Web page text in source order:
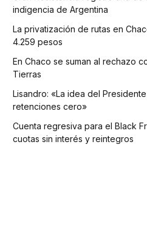
indigencia de Argentina
La privatización de rutas en
4.259 pesos
En Chaco se suman al rechazo
Tierras
Lisandro: «La idea del
retenciones cero»
Cuenta regresiva para el Black
cuotas sin interés y reintegros